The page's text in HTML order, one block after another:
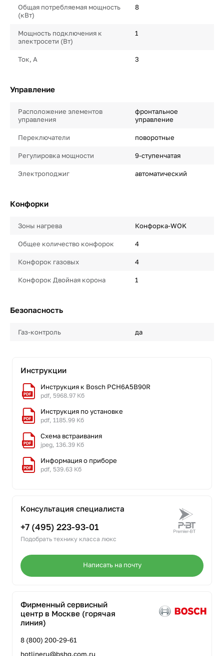
Общая потребляемая мощность
(кВт)
8
Мощность подключения к
электросети (Вт)
1
Ток, А 3
Управление
Расположение элементов
управления
фронтальное
управление
Переключатели поворотные
Регулировка мощности 9-ступенчатая
Электроподжиг автоматический
Конфорки
Зоны нагрева Конфорка-WOK
Общее количество конфорок 4
Конфорок газовых 4
Конфорок Двойная корона 1
Безопасность
Газ-контроль да
Инструкции
Инструкция к Bosch PCH6A5B90R
pdf, 5968.97 Кб
Инструкция по установке
pdf, 1185.99 Кб
Схема встраивания
jpeg, 136.39 Кб
Информация о приборе
pdf, 539.63 Кб
Консультация специалиста
+7 (495) 223-93-01
Подобрать технику класса люкс
Написать на почту
Фирменный сервисный
центр в Москве (горячая
линия)
8 (800) 200-29-61
hotlineru@bshg.com.ru